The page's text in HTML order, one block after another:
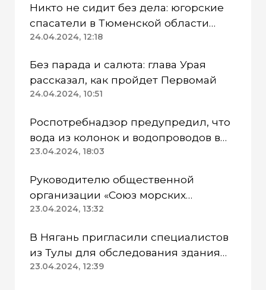
Никто не сидит без дела: югорские
спасатели в Тюменской области
работают в две смены
24.04.2024, 12:18
Без парада и салюта: глава Урая
рассказал, как пройдет Первомай
24.04.2024, 10:51
Роспотребнадзор предупредил, что
вода из колонок и водопроводов в
Казанском районе непригодна для
23.04.2024, 18:03
Руководителю общественной
организации «Союз морских
пехотинцев» Югры вынесли
23.04.2024, 13:32
В Нягань пригласили специалистов
из Тулы для обследования здания
ДК «Геолог»
23.04.2024, 12:39